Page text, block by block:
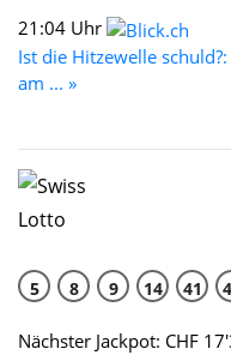
21:04 Uhr
Ist die Hitzewelle
am ... »
5 8 9 14 41
Nächster Jackpot: CHF